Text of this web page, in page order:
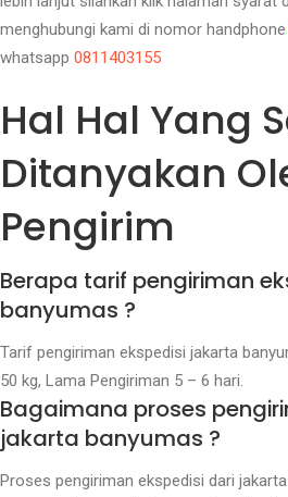
menghubungi kami di nomor handphone
whatsapp 0811403155
Hal Hal Yang
Ditanyakan
Pengirim
Berapa tarif pengiriman
banyumas ?
Tarif pengiriman ekspedisi jakarta
50 kg, Lama Pengiriman 5 – 6 hari.
Bagaimana proses
jakarta banyumas ?
Proses pengiriman ekspedisi dari